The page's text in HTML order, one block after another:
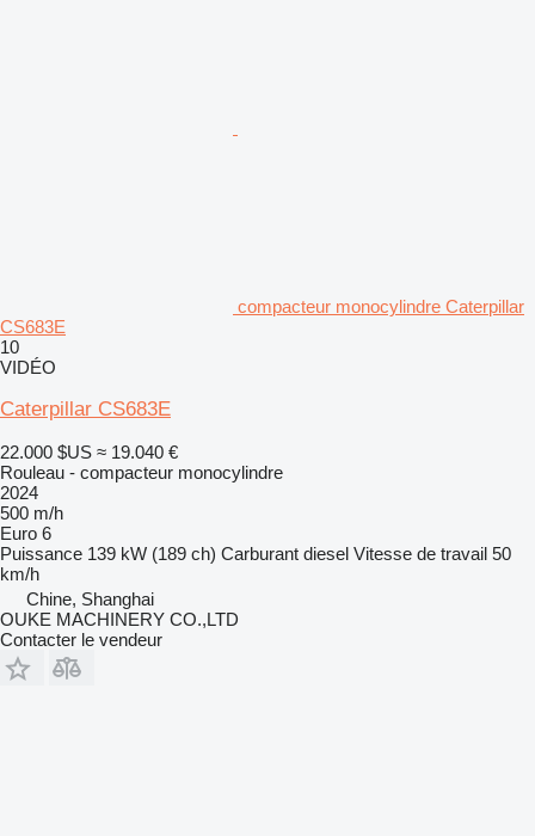
compacteur monocylindre Caterpillar
CS683E
10
VIDÉO
Caterpillar CS683E
22.000 $US ≈ 19.040 €
Rouleau - compacteur monocylindre
2024
500 m/h
Euro 6
Puissance 139 kW (189 ch) Carburant diesel Vitesse de travail 50
km/h
Chine, Shanghai
OUKE MACHINERY CO.,LTD
Contacter le vendeur